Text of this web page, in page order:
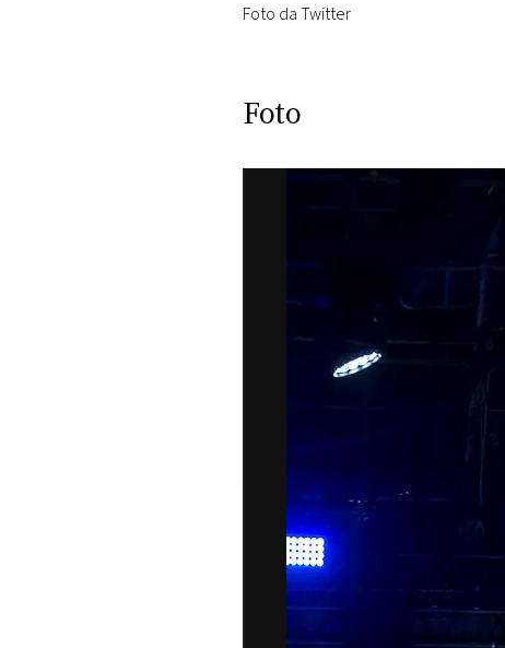
Foto da Twitter
Foto